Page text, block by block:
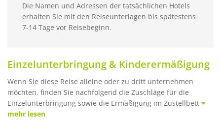
Die Namen und Adressen der tatsächlichen Hotels
erhalten Sie mit den Reiseunterlagen bis spätestens
7-14 Tage vor Reisebeginn.
Einzelunterbringung & Kinderermäßigung
Wenn Sie diese Reise alleine oder zu dritt unternehmen
möchten, finden Sie nachfolgend die Zuschläge für die
Einzelunterbringung sowie die Ermäßigung im Zustellbett
mehr lesen